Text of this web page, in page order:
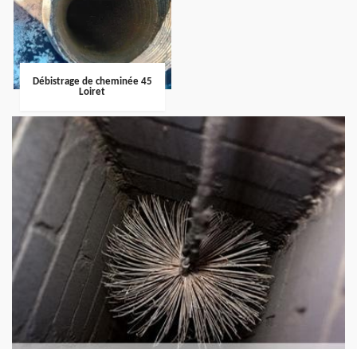
Débistrage de cheminée 45
Loiret